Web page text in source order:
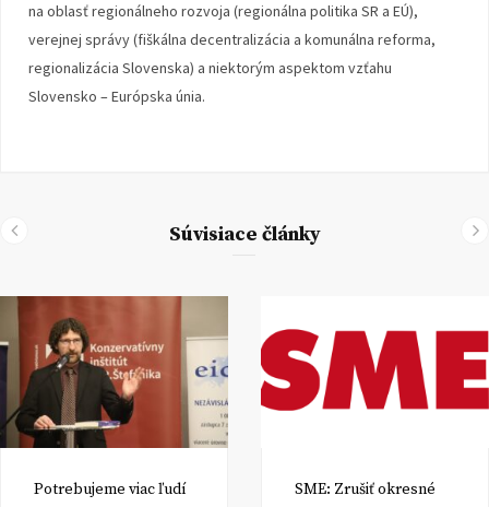
na oblasť regionálneho rozvoja (regionálna politika SR a EÚ),
verejnej správy (fiškálna decentralizácia a komunálna reforma,
regionalizácia Slovenska) a niektorým aspektom vzťahu
Slovensko – Európska únia.
Súvisiace články
Potrebujeme viac ľudí
SME: Zrušiť okresné